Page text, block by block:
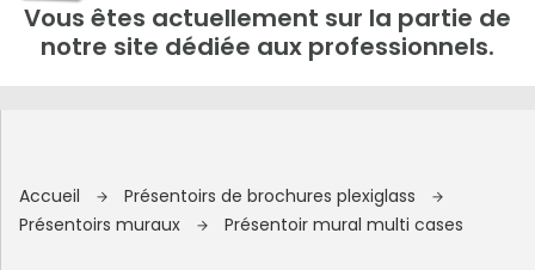
Vous êtes actuellement sur la partie de
notre site dédiée aux professionnels.
Accueil
Présentoirs de brochures plexiglass
Présentoirs muraux
Présentoir mural multi cases